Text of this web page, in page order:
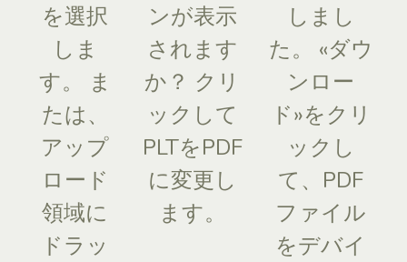
を選択
しま
す。 ま
たは、
アップ
ロード
領域に
ドラッ
ンが表示
されます
か？ クリ
ックして
PLTをPDF
に変更し
ます。
しまし
た。 «ダウ
ンロー
ド»をクリ
ックし
て、PDF
ファイル
をデバイ